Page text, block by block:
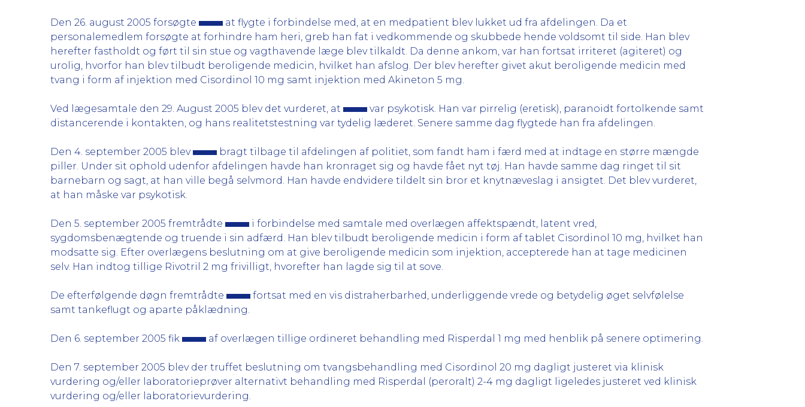
Den 26. august 2005 forsøgte
at flygte i forbindelse med, at en medpatient blev lukket ud fra afdelingen. Da et
personalemedlem forsøgte at forhindre ham heri, greb han fat i vedkommende og skubbede hende voldsomt til side. Han blev
herefter fastholdt og ført til sin stue og vagthavende læge blev tilkaldt. Da denne ankom, var han fortsat irriteret (agiteret) og
urolig, hvorfor han blev tilbudt beroligende medicin, hvilket han afslog. Der blev herefter givet akut beroligende medicin med
tvang i form af injektion med Cisordinol 10 mg samt injektion med Akineton 5 mg.
Ved lægesamtale den 29. August 2005 blev det vurderet, at
var psykotisk. Han var pirrelig (eretisk), paranoidt fortolkende samt
distancerende i kontakten, og hans realitetstestning var tydelig læderet. Senere samme dag flygtede han fra afdelingen.
Den 4. september 2005 blev
bragt tilbage til afdelingen af politiet, som fandt ham i færd med at indtage en større mængde
piller. Under sit ophold udenfor afdelingen havde han kronraget sig og havde fået nyt tøj. Han havde samme dag ringet til sit
barnebarn og sagt, at han ville begå selvmord. Han havde endvidere tildelt sin bror et knytnæveslag i ansigtet. Det blev vurderet,
at han måske var psykotisk.
Den 5. september 2005 fremtrådte
i forbindelse med samtale med overlægen affektspændt, latent vred,
sygdomsbenægtende og truende i sin adfærd. Han blev tilbudt beroligende medicin i form af tablet Cisordinol 10 mg, hvilket han
modsatte sig. Efter overlægens beslutning om at give beroligende medicin som injektion, accepterede han at tage medicinen
selv. Han indtog tillige Rivotril 2 mg frivilligt, hvorefter han lagde sig til at sove.
De efterfølgende døgn fremtrådte
fortsat med en vis distraherbarhed, underliggende vrede og betydelig øget selvfølelse
samt tankeflugt og aparte påklædning.
Den 6. september 2005 fik af overlægen tillige ordineret behandling med Risperdal 1 mg med henblik på senere optimering.
Den 7. september 2005 blev der truffet beslutning om tvangsbehandling med Cisordinol 20 mg dagligt justeret via klinisk
vurdering og/eller laboratorieprøver alternativt behandling med Risperdal (peroralt) 2-4 mg dagligt ligeledes justeret ved klinisk
vurdering og/eller laboratorievurdering.